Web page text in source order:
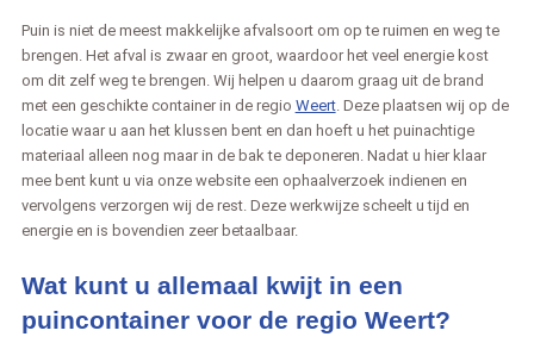
Puin is niet de meest makkelijke afvalsoort om op te ruimen en weg te
brengen. Het afval is zwaar en groot, waardoor het veel energie kost
om dit zelf weg te brengen. Wij helpen u daarom graag uit de brand
met een geschikte container in de regio Weert. Deze plaatsen wij op de
locatie waar u aan het klussen bent en dan hoeft u het puinachtige
materiaal alleen nog maar in de bak te deponeren. Nadat u hier klaar
mee bent kunt u via onze website een ophaalverzoek indienen en
vervolgens verzorgen wij de rest. Deze werkwijze scheelt u tijd en
energie en is bovendien zeer betaalbaar.
Wat kunt u allemaal kwijt in een
puincontainer voor de regio Weert?